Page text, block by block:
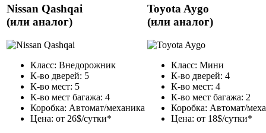
Nissan Qashqai
(или аналог)
Класс: Внедорожник
К-во дверей: 5
К-во мест: 5
К-во мест багажа: 4
Коробка: Автомат/механика
Цена: от 26$/сутки*
Toyota Aygo
(или аналог)
Класс: Мини
К-во дверей: 4
К-во мест: 4
К-во мест багажа: 2
Коробка: Автомат/
Цена: от 18$/сутки*